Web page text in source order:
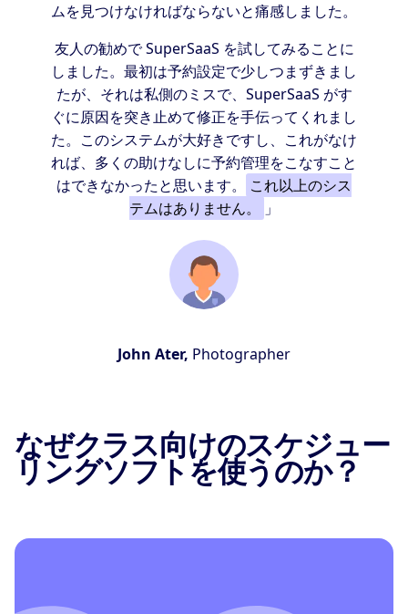
ムを見つけなければならないと痛感しました。
友人の勧めで SuperSaaS を試してみることに
しました。最初は予約設定で少しつまずきまし
たが、それは私側のミスで、SuperSaaS がす
ぐに原因を突き止めて修正を手伝ってくれまし
た。このシステムが大好きですし、これがなけ
れば、多くの助けなしに予約管理をこなすこと
はできなかったと思います。
これ以上のシス
テムはありません。
」
John Ater, Photographer
なぜクラス向けのスケジュー
リングソフトを使うのか？